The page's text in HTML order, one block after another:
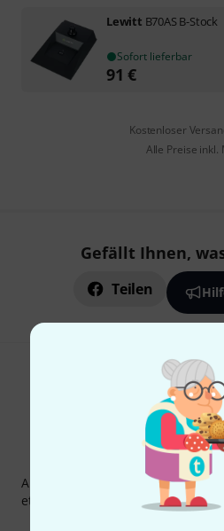
Lewitt B70AS B-Stock
Sofort lieferbar
91 €
Kostenloser
Alle Preise inkl.
Gefällt Ihnen,
Teilen
Thomann
Abonniere den Thomann
etwas Glück einen von50